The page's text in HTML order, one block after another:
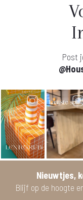
Post
Nieuwtjes,
Blijf op de hoogte